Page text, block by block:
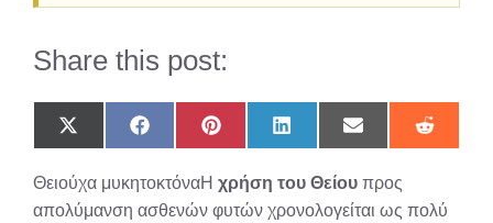
Share this post:
Share
on
(Twitter)
Share
on
Share
on
Share
on
Share
on
Share
on
Θειούχα μυκητοκτόναΗ χρήση του Θείου προς
απολύμανση ασθενών φυτών χρονολογείται ως πολύ